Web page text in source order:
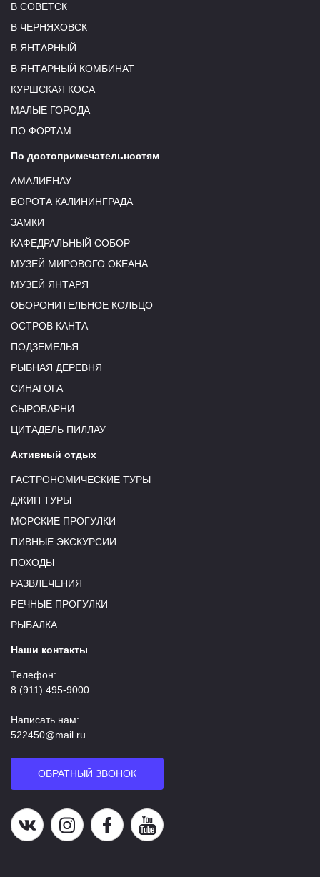
В СОВЕТСК
В ЧЕРНЯХОВСК
В ЯНТАРНЫЙ
В ЯНТАРНЫЙ КОМБИНАТ
КУРШСКАЯ КОСА
МАЛЫЕ ГОРОДА
ПО ФОРТАМ
По достопримечательностям
АМАЛИЕНАУ
ВОРОТА КАЛИНИНГРАДА
ЗАМКИ
КАФЕДРАЛЬНЫЙ СОБОР
МУЗЕЙ МИРОВОГО ОКЕАНА
МУЗЕЙ ЯНТАРЯ
ОБОРОНИТЕЛЬНОЕ КОЛЬЦО
ОСТРОВ КАНТА
ПОДЗЕМЕЛЬЯ
РЫБНАЯ ДЕРЕВНЯ
СИНАГОГА
СЫРОВАРНИ
ЦИТАДЕЛЬ ПИЛЛАУ
Активный отдых
ГАСТРОНОМИЧЕСКИЕ ТУРЫ
ДЖИП ТУРЫ
МОРСКИЕ ПРОГУЛКИ
ПИВНЫЕ ЭКСКУРСИИ
ПОХОДЫ
РАЗВЛЕЧЕНИЯ
РЕЧНЫЕ ПРОГУЛКИ
РЫБАЛКА
Наши контакты
Телефон:
8 (911) 495-9000
Написать нам:
522450@mail.ru
ОБРАТНЫЙ ЗВОНОК
Наша группа в ВКНаша страница в Instagram
Наша группа в Facebook
Наш канал на YouTube